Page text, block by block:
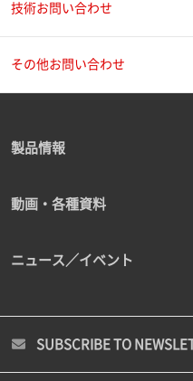
技術お問い合わせ
その他お問い合わせ
製品情報
動画・各種資料
ニュース／イベント
SUBSCRIBE TO